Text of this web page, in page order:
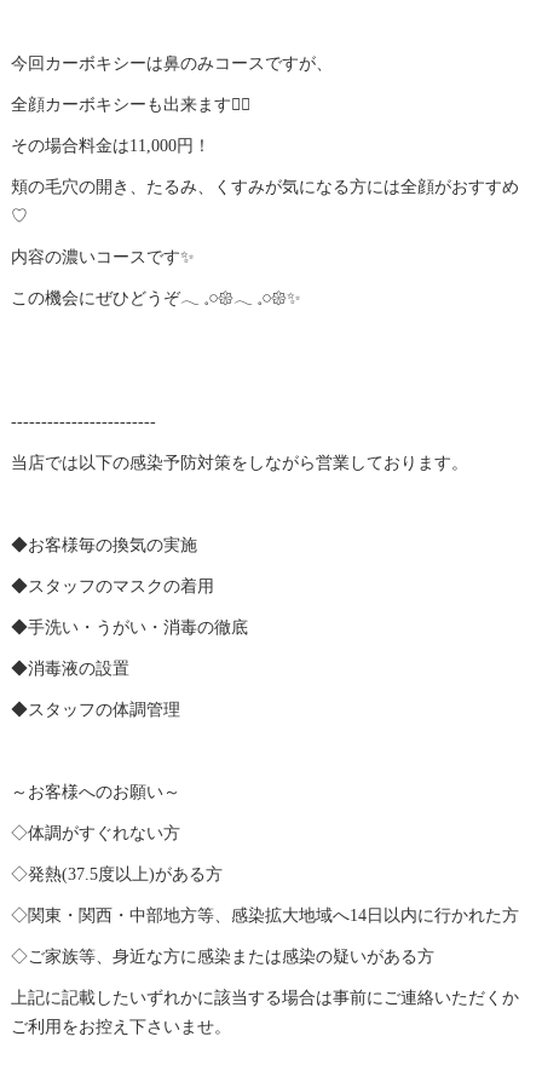
今回カーボキシーは鼻のみコースですが、
全顔カーボキシーも出来ます🙆‍♀️
その場合料金は11,000円！
頬の毛穴の開き、たるみ、くすみが気になる方には全顔がおすすめ
♡
内容の濃いコースです✨
この機会にぜひどうぞ𓂃 𓈒𓏸𑁍𓂃 𓈒𓏸𑁍✨
------------------------
当店では以下の感染予防対策をしながら営業しております。
◆お客様毎の換気の実施
◆スタッフのマスクの着用
◆手洗い・うがい・消毒の徹底
◆消毒液の設置
◆スタッフの体調管理
～お客様へのお願い～
◇体調がすぐれない方
◇発熱(37.5度以上)がある方
◇関東・関西・中部地方等、感染拡大地域へ14日以内に行かれた方
◇ご家族等、身近な方に感染または感染の疑いがある方
上記に記載したいずれかに該当する場合は事前にご連絡いただくか
ご利用をお控え下さいませ。